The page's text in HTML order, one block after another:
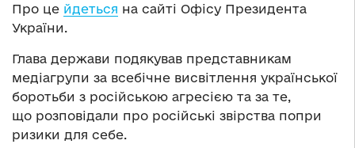
Про це йдеться на сайті Офісу Президента
України.
Глава держави подякував представникам
медіагрупи за всебічне висвітлення української
боротьби з російською агресією та за те,
що розповідали про російські звірства попри
ризики для себе.